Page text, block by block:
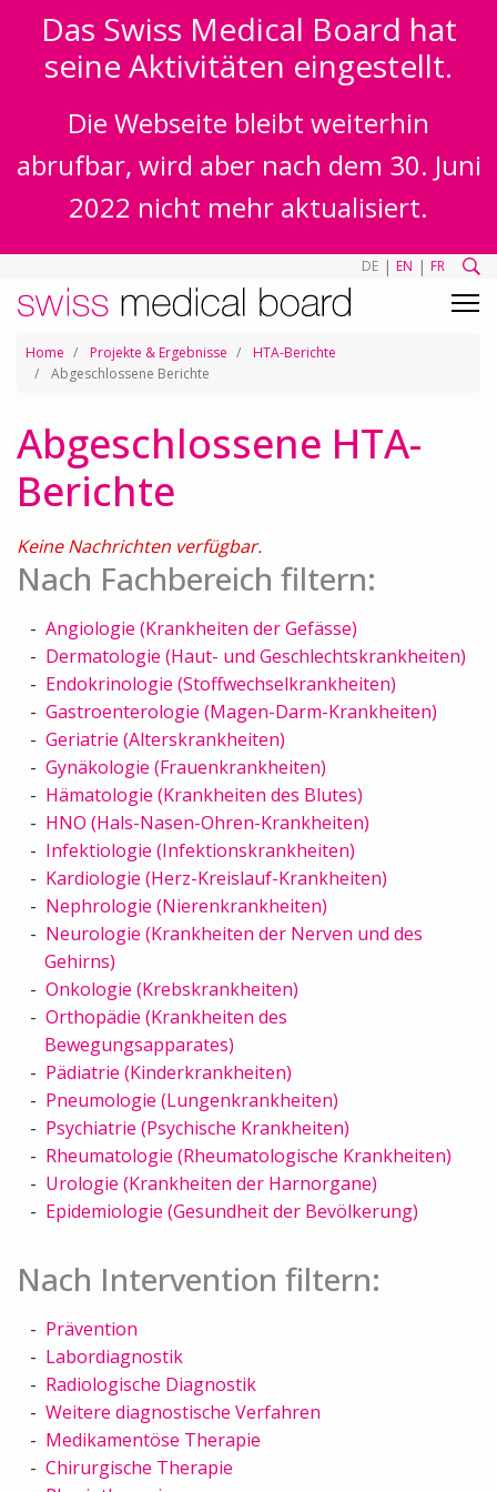
Das Swiss Medical Board hat
seine Aktivitäten eingestellt.
Die Webseite bleibt weiterhin
abrufbar, wird aber nach dem 30. Juni
2022 nicht mehr aktualisiert.
DE | EN | FR
Home Projekte & Ergebnisse
HTA-Berichte
Abgeschlossene Berichte
Abgeschlossene HTA-
Berichte
Keine Nachrichten verfügbar.
Nach Fachbereich filtern:
Angiologie (Krankheiten der Gefässe)
Dermatologie (Haut- und Geschlechtskrankheiten)
Endokrinologie (Stoffwechselkrankheiten)
Gastroenterologie (Magen-Darm-Krankheiten)
Geriatrie (Alterskrankheiten)
Gynäkologie (Frauenkrankheiten)
Hämatologie (Krankheiten des Blutes)
HNO (Hals-Nasen-Ohren-Krankheiten)
Infektiologie (Infektionskrankheiten)
Kardiologie (Herz-Kreislauf-Krankheiten)
Nephrologie (Nierenkrankheiten)
Neurologie (Krankheiten der Nerven und des
Gehirns)
Onkologie (Krebskrankheiten)
Orthopädie (Krankheiten des
Bewegungsapparates)
Pädiatrie (Kinderkrankheiten)
Pneumologie (Lungenkrankheiten)
Psychiatrie (Psychische Krankheiten)
Rheumatologie (Rheumatologische Krankheiten)
Urologie (Krankheiten der Harnorgane)
Epidemiologie (Gesundheit der Bevölkerung)
Nach Intervention filtern:
Prävention
Labordiagnostik
Radiologische Diagnostik
Weitere diagnostische Verfahren
Medikamentöse Therapie
Chirurgische Therapie